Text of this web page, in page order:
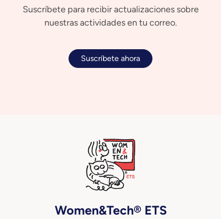
Suscríbete para recibir actualizaciones sobre
nuestras actividades en tu correo.
Suscríbete ahora
Women&Tech® ETS